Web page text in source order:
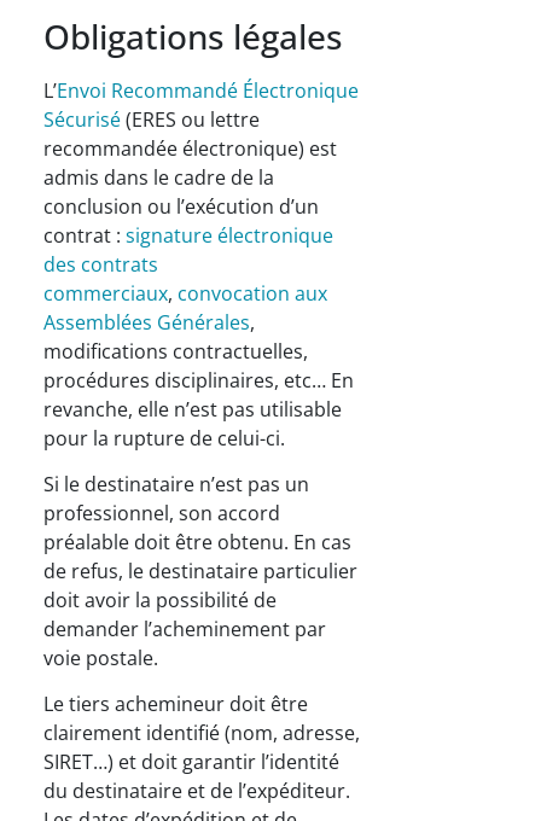
Obligations légales
L’Envoi Recommandé Électronique
Sécurisé(ERES ou lettre
recommandée électronique) est
admis dans le cadre de la
conclusion ou l’exécution d’un
contrat : signature électronique
des contrats
commerciaux, convocation aux
Assemblées Générales,
modifications contractuelles,
procédures disciplinaires, etc… En
revanche, elle n’est pas utilisable
pour la rupture de celui-ci.
Si le destinataire n’est pas un
professionnel, son accord
préalable doit être obtenu. En cas
de refus, le destinataire particulier
doit avoir la possibilité de
demander l’acheminement par
voie postale.
Le tiers achemineur doit être
clairement identifié (nom, adresse,
SIRET…) et doit garantir l’identité
du destinataire et de l’expéditeur.